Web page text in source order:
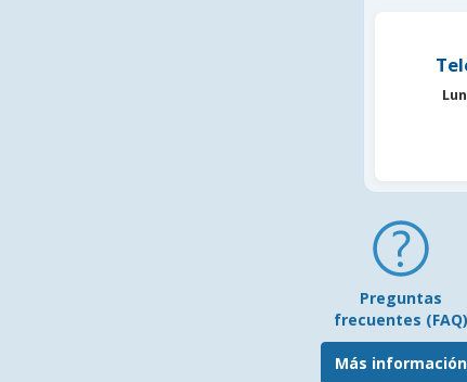
Preguntas
frecuentes (FAQ)
Más información